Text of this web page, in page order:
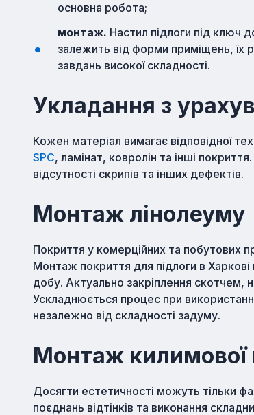
основна робота;
монтаж. Настил підлоги під ключ
залежить від форми приміщень, їх
завдань високої складності.
Укладання з
Кожен матеріал вимагає відповідної
SPC, ламінат, ковролін та інші
відсутності скрипів та інших дефектів.
Монтаж лінолеуму
Покриття у комерційних та побутових
Монтаж покриття для підлоги в
добу. Актуально закріплення скотчем,
Ускладнюється процес при
незалежно від складності задуму.
Монтаж килимової
Досягти естетичності можуть тільки
поєднань відтінків та виконання